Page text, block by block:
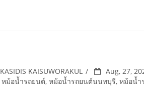
KASIDIS KAISUWORAKUL
Aug, 27,
หม้อน้ำรถยนต์, หม้อน้ำรถยนต์นนทบุรี, หม้อน้ำ